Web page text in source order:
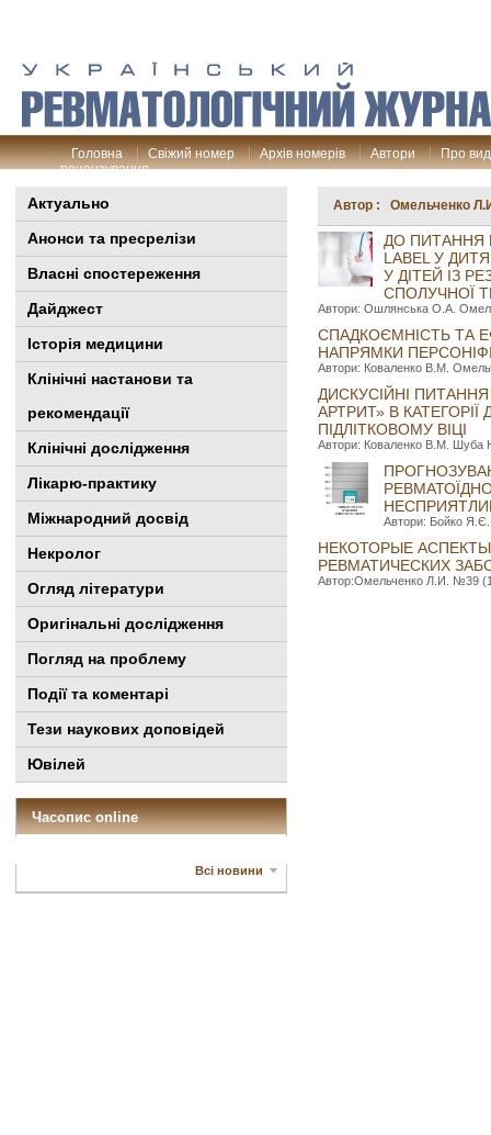
Головна Свіжий номер Архів номерів Автори
Про
рецензування
Актуально
Анонси та пресрелізи
Власні спостереження
Дайджест
Історія медицини
Клінiчні настанови та
рекомендації
Клінічні дослідження
Лікарю-практику
Міжнародний досвід
Некролог
Огляд літератури
Оригінальні дослідження
Погляд на проблему
Події та коментарі
Тези наукових доповідей
Ювілей
Часопис online
Всі новини
Автор : Омельченко
ДО ПИТАННЯ
LABEL У
У ДІТЕЙ ІЗ
СПОЛУЧНОЇ
Автори: Ошлянська О.А.
СПАДКОЄМНІСТЬ ТА
НАПРЯМКИ
Автори: Коваленко В.М.
ДИСКУСІЙНІ
АРТРИТ» В
ПІДЛІТКОВОМУ ВІЦІ
Автори: Коваленко В.М. Шуба
Автори: Бойко
НЕКОТОРЫЕ
РЕВМАТИЧЕСКИХ
Автор:Омельченко Л.И. №39